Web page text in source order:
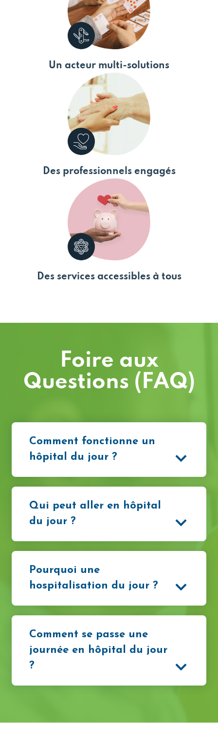
Un acteur multi-solutions
Des professionnels engagés
Des services accessibles à tous
Foire aux
Questions (FAQ)
Comment fonctionne un
hôpital du jour ?
Qui peut aller en hôpital
du jour ?
Pourquoi une
hospitalisation du jour ?
Comment se passe une
journée en hôpital du jour
?